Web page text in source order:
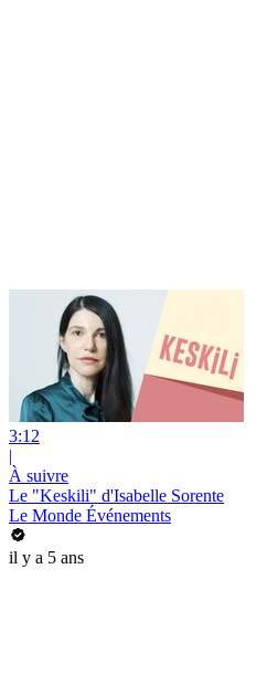
3:12
|
À suivre
Le "Keskili" d'Isabelle Sorente
Le Monde Événements
il y a 5 ans